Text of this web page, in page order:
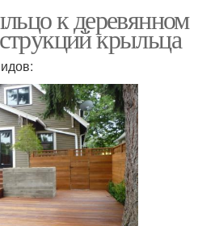
к деревянном
крыльца